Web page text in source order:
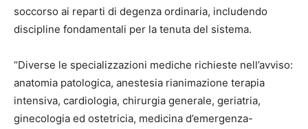
soccorso ai reparti di degenza ordinaria, includendo
discipline fondamentali per la tenuta del sistema.
“Diverse le specializzazioni mediche richieste nell’avviso:
anatomia patologica, anestesia rianimazione terapia
intensiva, cardiologia, chirurgia generale, geriatria,
ginecologia ed ostetricia, medicina d’emergenza-